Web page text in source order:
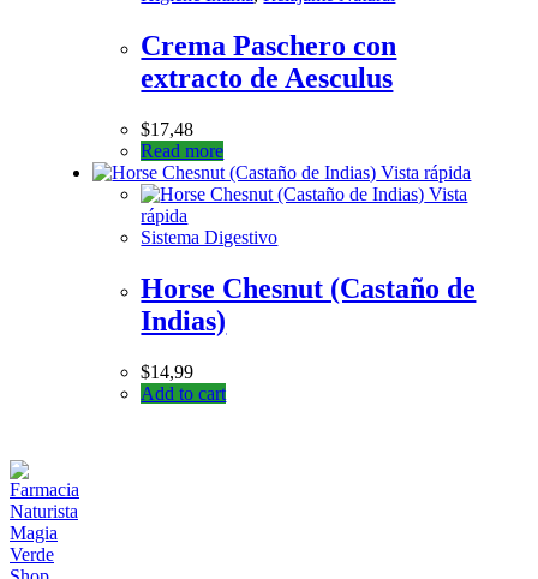
Crema Paschero con
extracto de Aesculus
$17,48
Read more
Vista rápida
Vista
rápida
Sistema Digestivo
Horse Chesnut (Castaño de
Indias)
$14,99
Add to cart